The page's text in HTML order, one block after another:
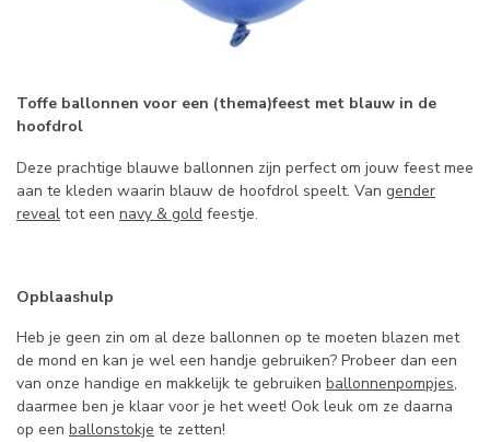
Toffe ballonnen voor een (thema)feest met blauw in de
hoofdrol
Deze prachtige blauwe ballonnen zijn perfect om jouw feest mee
aan te kleden waarin blauw de hoofdrol speelt. Van gender
reveal tot een navy & gold feestje.
Opblaashulp
Heb je geen zin om al deze ballonnen op te moeten blazen met
de mond en kan je wel een handje gebruiken? Probeer dan een
van onze handige en makkelijk te gebruiken ballonnenpompjes,
daarmee ben je klaar voor je het weet! Ook leuk om ze daarna
op een ballonstokje te zetten!